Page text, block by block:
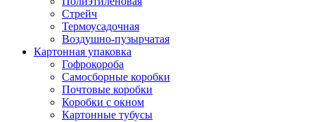
Стрейч
Термоусадочная
Воздушно-пузырчатая
Картонная упаковка
Гофрокороба
Самосборные коробки
Почтовые коробки
Коробки с окном
Картонные тубусы